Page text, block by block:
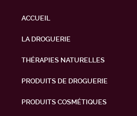
ACCUEIL
LA DROGUERIE
THÉRAPIES NATURELLES
PRODUITS DE DROGUERIE
PRODUITS COSMÉTIQUES